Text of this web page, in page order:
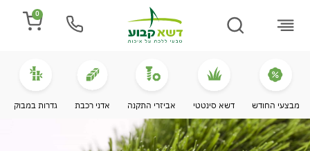
0
מבצעי החודש דשא סינטטי אביזרי התקנה אדני רכבת גדרות במבוק